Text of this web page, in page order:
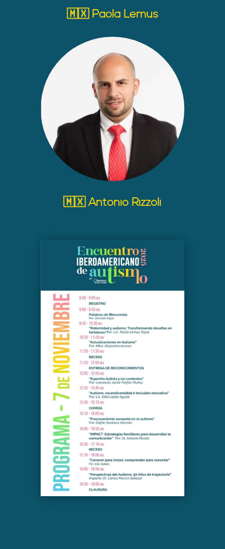
🇲🇽 Paola Lemus
🇲🇽 Antonio Rizzoli